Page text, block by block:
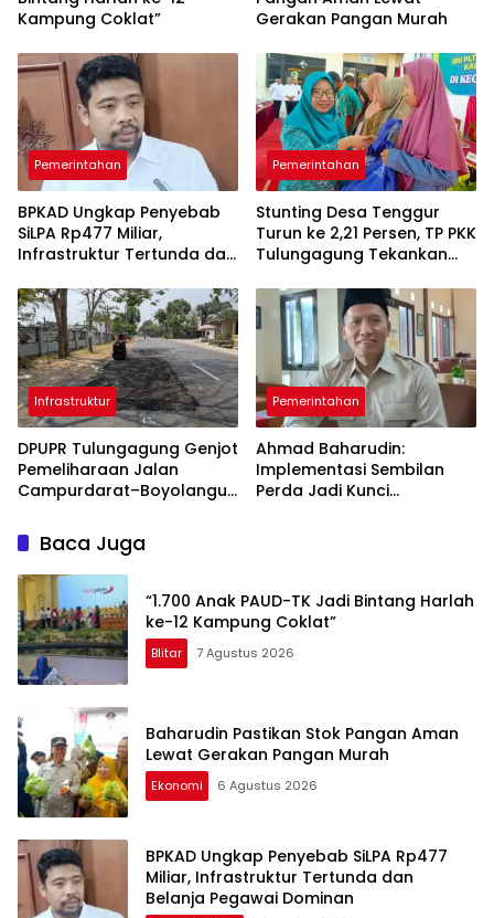
Kampung Coklat”
Gerakan Pangan Murah
Pemerintahan
BPKAD Ungkap Penyebab
SiLPA Rp477 Miliar,
Infrastruktur Tertunda dan
Pemerintahan
Stunting Desa Tenggur
Turun ke 2,21 Persen, TP PKK
Tulungagung Tekankan
Berkelanjutan
Infrastruktur
DPUPR Tulungagung Genjot
Pemeliharaan Jalan
Campurdarat–Boyolangu,
Diperbaiki
Pemerintahan
Ahmad Baharudin:
Implementasi Sembilan
Perda Jadi Kunci
Baca Juga
“1.700 Anak PAUD-TK Jadi Bintang Harlah
ke-12 Kampung Coklat”
Blitar 7 Agustus 2026
Baharudin Pastikan Stok Pangan Aman
Lewat Gerakan Pangan Murah
Ekonomi 6 Agustus 2026
BPKAD Ungkap Penyebab SiLPA Rp477
Miliar, Infrastruktur Tertunda dan
Belanja Pegawai Dominan